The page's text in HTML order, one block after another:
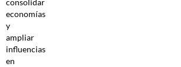
consolidar
economías
y
ampliar
influencias
en